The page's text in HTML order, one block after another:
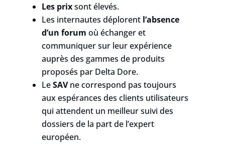
Les prixsont élevés.
Les internautes déplorent l’absence
d’un forumoù échanger et
communiquer sur leur expérience
auprès des gammes de produits
proposés par Delta Dore.
LeSAVne correspond pas toujours
aux espérances des clients utilisateurs
qui attendent un meilleur suivi des
dossiers de la part de l’expert
européen.